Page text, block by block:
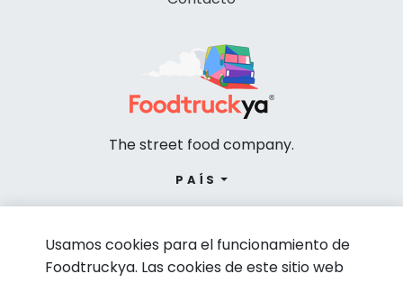
The street food company.
PAÍS
Usamos cookies para el funcionamiento de
Foodtruckya. Las cookies de este sitio web